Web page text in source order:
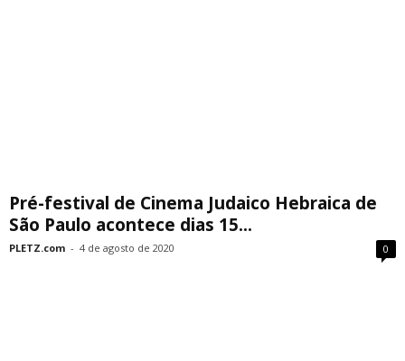
Pré-festival de Cinema Judaico Hebraica de
São Paulo acontece dias 15...
PLETZ.com - 4 de agosto de 2020 0